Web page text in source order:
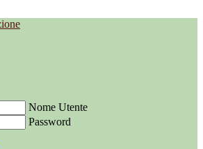
Nome Utente
Password